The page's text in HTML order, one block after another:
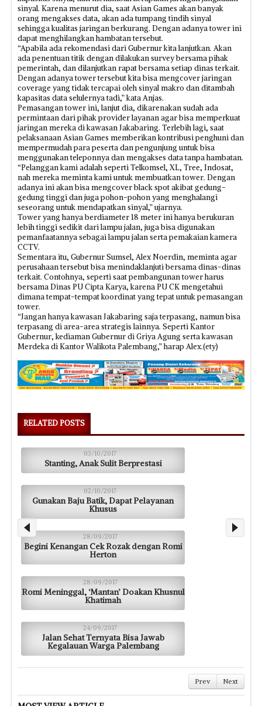
sinyal. Karena menurut dia, saat Asian Games akan banyak
orang mengakses data, akan ada tumpang tindih sinyal
sehingga kualitas jaringan berkurang. Dengan adanya tower ini
dapat menghilangkan hambatan tersebut.
“Apabila ada rekomendasi dari Gubernur kita lanjutkan. Akan
ada penentuan titik dengan dilakukan survey bersama pihak
pemerintah, dan dilanjutkan rapat bersama setiap dinas terkait.
Dengan adanya tower tersebut kita bisa mengcover jaringan
coverage yang tidak tercapai oleh sinyal makro dan ditambah
kapasitas data selulernya tadi,” kata Anjas.
Pemasangan tower ini, lanjut dia, dikarenakan sudah ada
permintaan dari pihak provider layanan agar bisa memperkuat
jaringan mereka di kawasan Jakabaring. Terlebih lagi, saat
pelaksanaan Asian Games memberikan kontribusi penghuni dan
mempermudah para peserta dan pengunjung untuk bisa
menggunakan teleponnya dan mengakses data tanpa hambatan.
“Pelanggan kami adalah seperti Telkomsel, XL, Tree, Indosat,
nah mereka meminta kami untuk membuatkan tower. Dengan
adanya ini akan bisa mengcover black spot akibat gedung-
gedung tinggi dan juga pohon-pohon yang menghalangi
seseorang untuk mendapatkan sinyal,” ujarnya.
Tower yang hanya berdiameter 18 meter ini hanya berukuran
lebih tinggi sedikit dari lampu jalan, juga bisa digunakan
pemanfaatannya sebagai lampu jalan serta pemakaian kamera
CCTV.
Sementara itu, Gubernur Sumsel, Alex Noerdin, meminta agar
perusahaan tersebut bisa menindaklanjuti bersama dinas-dinas
terkait. Contohnya, seperti saat pembangunan tower harus
bersama Dinas PU Cipta Karya, karena PU CK mengetahui
dimana tempat-tempat koordinat yang tepat untuk pemasangan
tower.
“Jangan hanya kawasan Jakabaring saja terpasang, namun bisa
terpasang di area-area strategis lainnya. Seperti Kantor
Gubernur, kediaman Gubernur di Griya Agung serta kawasan
Merdeka di Kantor Walikota Palembang,” harap Alex.(ety)
RELATED POSTS
03/10/2017
Stanting, Anak Sulit Berprestasi
02/10/2017
Gunakan Baju Batik, Dapat Pelayanan
Khusus
28/09/2017
Begini Kenangan Cek Rozak dengan Romi
Herton
28/09/2017
Romi Meninggal, ‘Mantan’ Doakan Khusnul
Khatimah
24/09/2017
Jalan Sehat Ternyata Bisa Jawab
Kegalauan Warga Palembang
Prev Next